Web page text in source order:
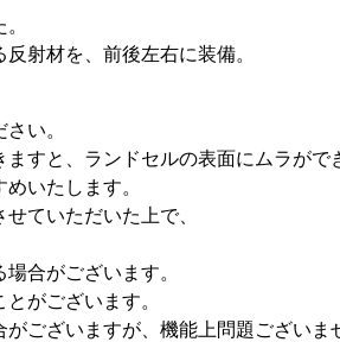
射材を、前後左右に装備。
い。
すと、ランドセルの表面にムラがで
いたします。
ていただいた上で、
合がございます。
がございます。
ございますが、機能上問題ございま